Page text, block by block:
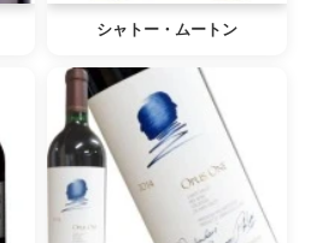
シャトー・ムートン